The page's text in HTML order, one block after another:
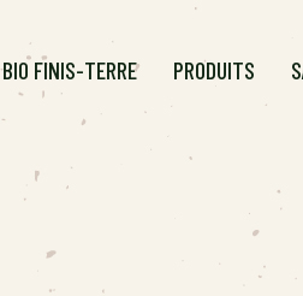
BIO FINIS-TERRE PRODUITS